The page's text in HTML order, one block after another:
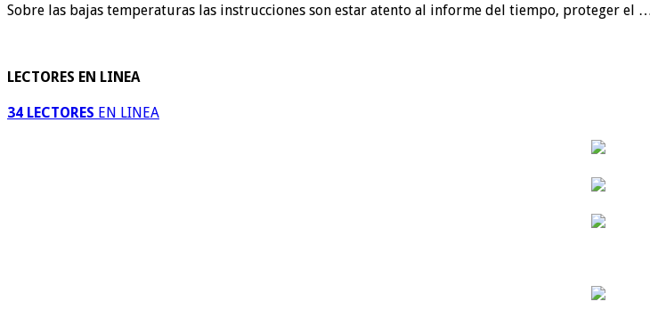
Sobre las bajas temperaturas las instrucciones son estar atento al informe del tiempo, proteger el
LECTORES EN LINEA
34 LECTORES EN LINEA